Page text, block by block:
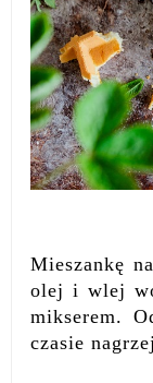
Mieszankę
olej i wlej
mikserem.
czasie